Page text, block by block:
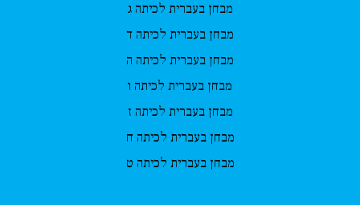
מבחן בעברית לכיתה ג
מבחן בעברית לכיתה ד
מבחן בעברית לכיתה ה
מבחן בעברית לכיתה ו
מבחן בעברית לכיתה ז
מבחן בעברית לכיתה ח
מבחן בעברית לכיתה ט